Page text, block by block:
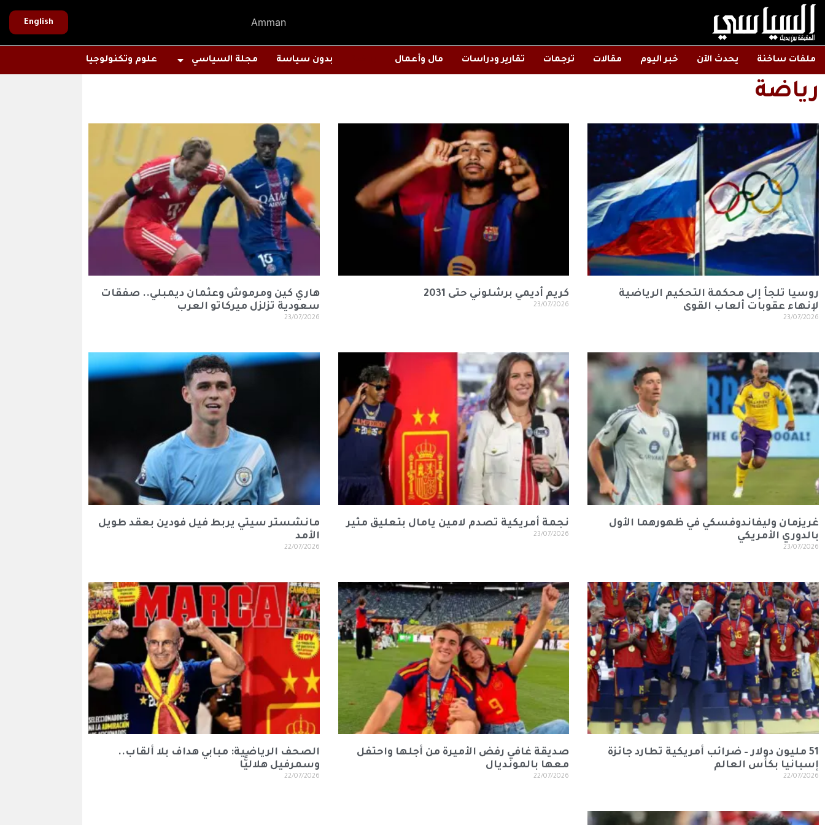
Amman
English
ملفات ساخنة يحدث الآن خبر اليوم مقالات ترجمات تقارير ودراسات مال وأعمال بدون سياسة مجلة السياسي علوم وتكنولوجيا
رياضة
روسيا تلجأ إلى محكمة التحكيم الرياضية
لإنهاء عقوبات ألعاب القوى
23/07/2026
كريم أديمي برشلوني حتى 2031
23/07/2026
هاري كين ومرموش وعثمان ديمبلي.. صفقات
سعودية تزلزل ميركاتو العرب
23/07/2026
غريزمان وليفاندوفسكي في ظهورهما الأول
بالدوري الأمريكي
23/07/2026
نجمة أمريكية تصدم لامين يامال بتعليق مثير
23/07/2026
مانشستر سيتي يربط فيل فودين بعقد طويل
الأمد
22/07/2026
51 مليون دولار – ضرائب أمريكية تطارد جائزة
إسبانيا بكأس العالم
22/07/2026
صديقة غافي رفض الأميرة من أجلها واحتفل
معها بالمونديال
22/07/2026
الصحف الرياضية: مبابي هداف بلا ألقاب..
وسمرفيل هلاليًّا
22/07/2026